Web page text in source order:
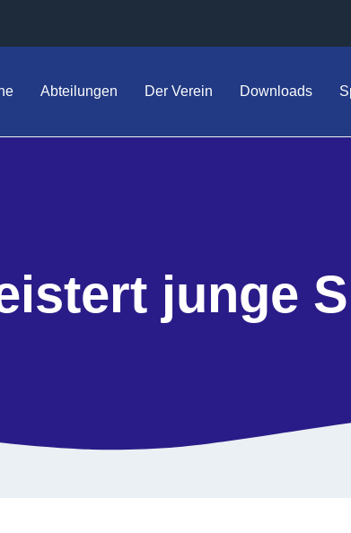
Abteilungen Der Verein Downloads
junge